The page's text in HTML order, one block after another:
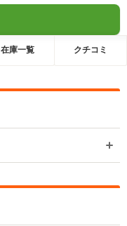
在庫一覧 クチコミ